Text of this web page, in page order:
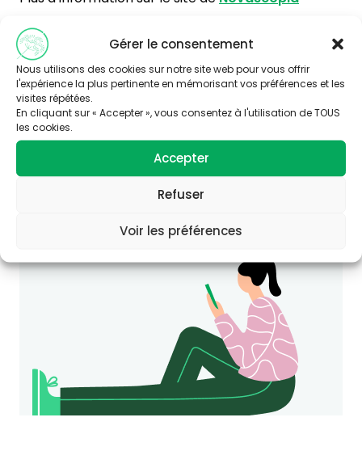
Gérer le consentement
Nous utilisons des cookies sur notre site web pour vous offrir
l'expérience la plus pertinente en mémorisant vos préférences et les
visites répétées.
En cliquant sur « Accepter », vous consentez à l'utilisation de TOUS
les cookies.
Accepter
Refuser
Voir les préférences
Vous souhaitez en savoir plus sur
cette thématique ?
Consultez le site Agir-ese.org, des ressources
Santé-Environnement.